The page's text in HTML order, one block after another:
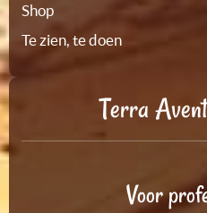
Shop
Te zien, te doen
Terra
Voor